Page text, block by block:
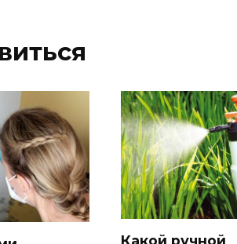
Какой ручной